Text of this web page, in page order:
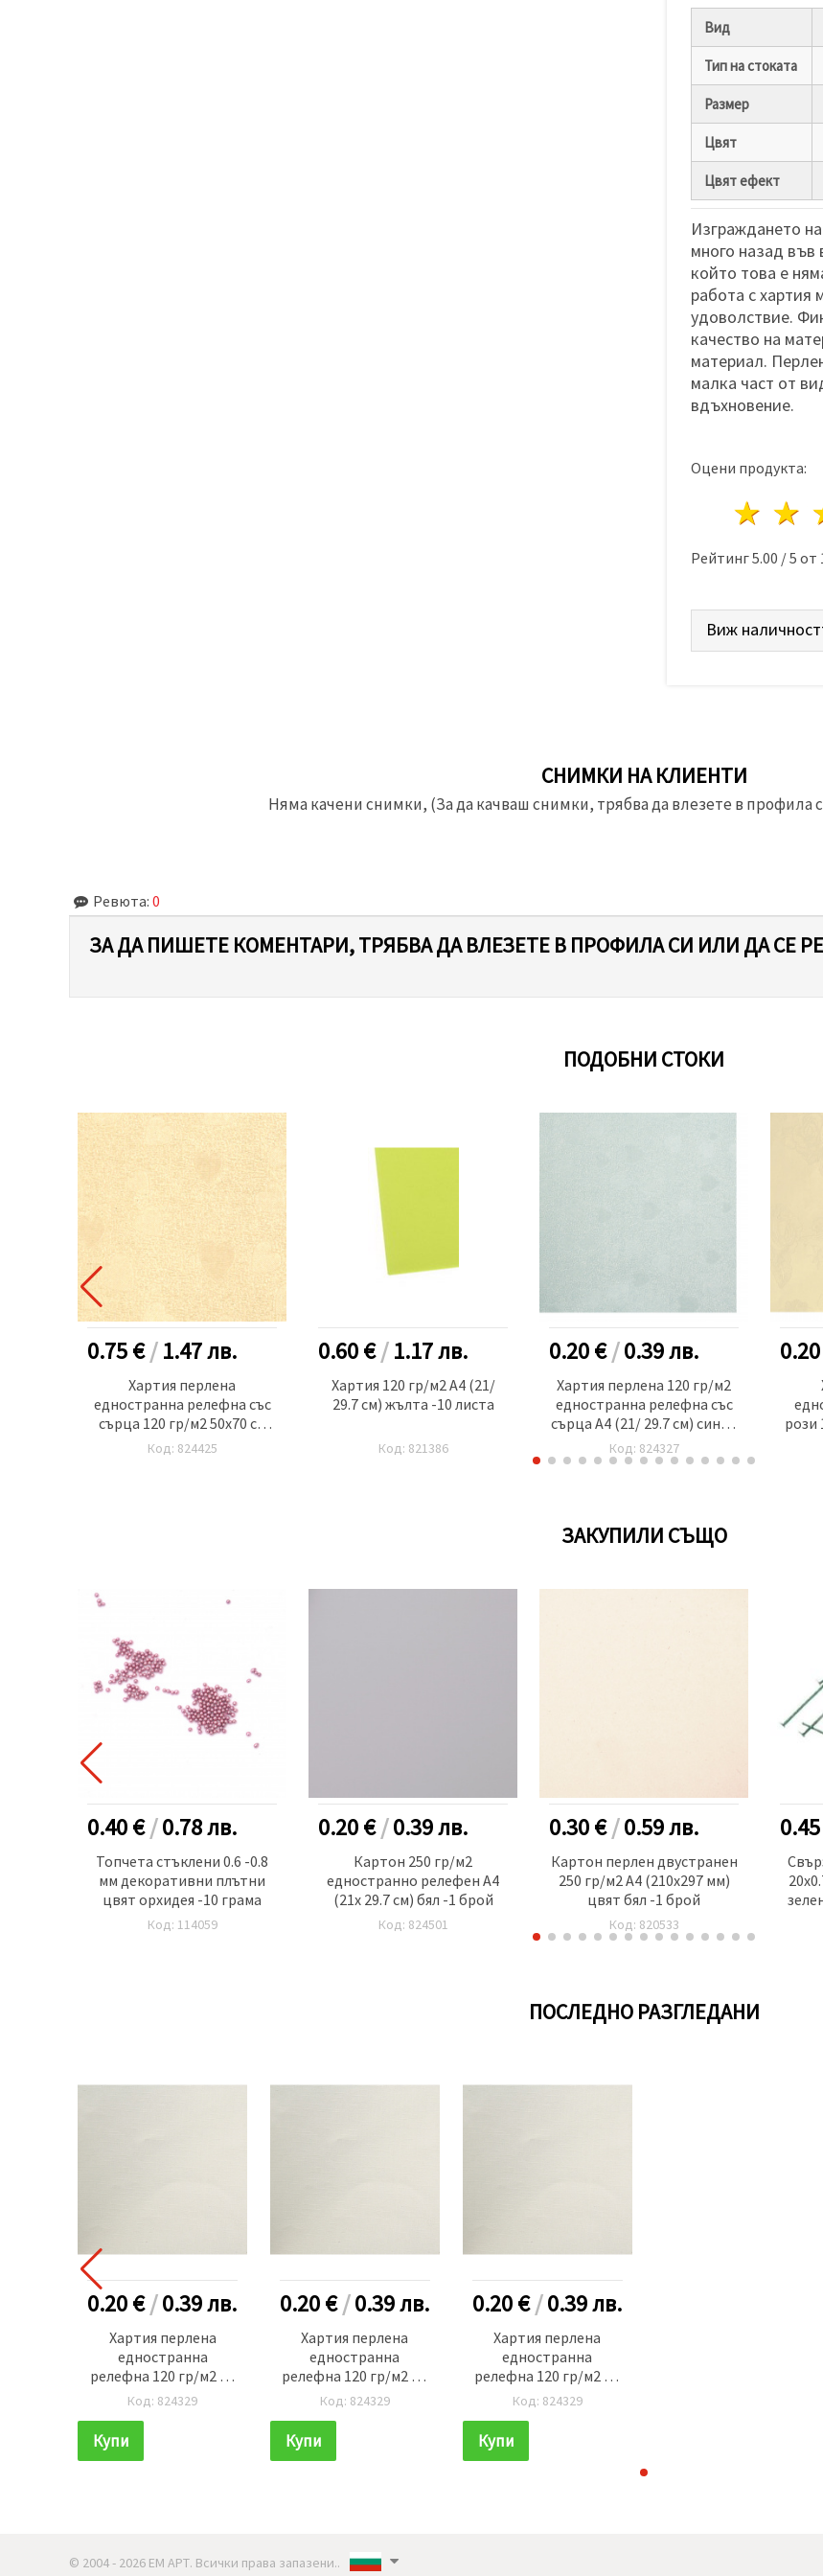
Вид
Тип на стоката
Размер
Цвят
Цвят ефект
Изграждането
много назад във
който това е
работа с хартия
удоволствие.
качество на
материал.
малка част от
вдъхновение.
Оцени продукта:
1
Рейтинг5.00 /5 от
Виж
СНИМКИ НА КЛИЕНТИ
Няма качени снимки, (За да качваш снимки, трябва да влезете в профила
Ревюта: 0
ЗА ДА ПИШЕТЕ КОМЕНТАРИ, ТРЯБВА ДА ВЛЕЗЕТЕ В ПРОФИЛА СИ ИЛИ ДА СЕ
ПОДОБНИ СТОКИ
0.75 €/1.47лв.
Хартия перлена
едностранна релефна със
сърца 120 гр/м2 50х70 см
крем -1 брой
Код: 824425
0.60 €/1.17лв.
Хартия 120 гр/м2 А4 (21/
29.7 см) жълта -10 листа
Код: 821386
0.20 €/0.39лв.
Хартия перлена 120 гр/м2
едностранна релефна със
сърца А4 (21/ 29.7 см) синьо
светло -1 брой
Код: 824327
рози
ЗАКУПИЛИ СЪЩО
0.40 €/0.78лв.
Топчета стъклени 0.6 -0.8
мм декоративни плътни
цвят орхидея -10 грама
Код: 114059
0.20 €/0.39лв.
Картон 250 гр/м2
едностранно релефен А4
(21x 29.7 см) бял -1 брой
Код: 824501
0.30 €/0.59лв.
Картон перлен двустранен
250 гр/м2 А4 (210x297 мм)
цвят бял -1 брой
Код: 820533
ПОСЛЕДНО РАЗГЛЕДАНИ
0.20 €/0.39лв.
Хартия перлена
едностранна
релефна 120 гр/м2 А4
(297x210 мм) Ivory -1
брой
Код: 824329
Купи
0.20 €/0.39лв.
Хартия перлена
едностранна
релефна 120 гр/м2 А4
(297x210 мм) Ivory -1
брой
Код: 824329
Купи
0.20 €/0.39лв.
Хартия перлена
едностранна
релефна 120 гр/м2 А4
(297x210 мм) Ivory -1
брой
Код: 824329
Купи
© 2004 - 2026 ЕМ АРТ. Всички права запазени..